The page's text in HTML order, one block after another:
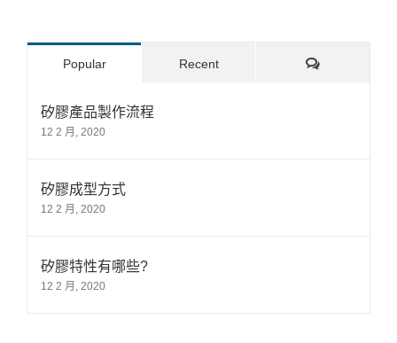
Popular Recent Comments
矽膠產品製作流程
12 2 月, 2020
矽膠成型方式
12 2 月, 2020
矽膠特性有哪些?
12 2 月, 2020